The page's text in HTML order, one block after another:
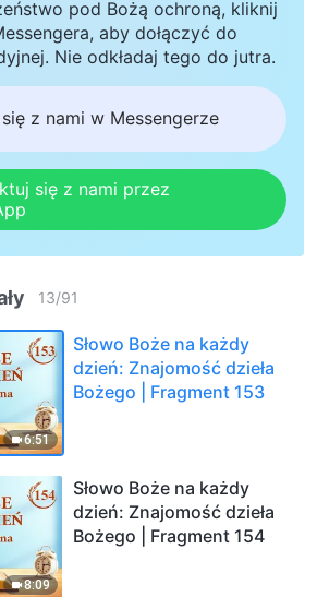
pod Bożą ochroną, kliknij
aby dołączyć do
Nie odkładaj tego do jutra.
się z nami w Messengerze
się z nami przez
13/91
6:51
Słowo Boże na każdy
dzień: Znajomość dzieła
Bożego | Fragment 153
8:09
Słowo Boże na każdy
dzień: Znajomość dzieła
Bożego | Fragment 154